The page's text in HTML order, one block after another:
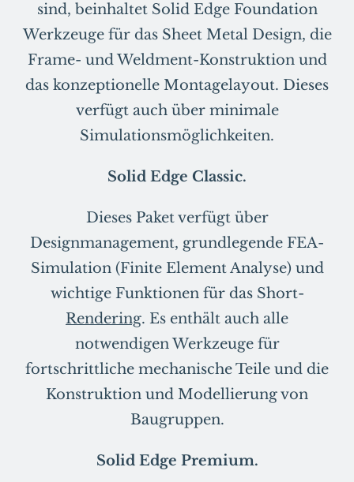
sind, beinhaltet Solid Edge Foundation
Werkzeuge für das Sheet Metal Design, die
Frame- und Weldment-Konstruktion und
das konzeptionelle Montagelayout. Dieses
verfügt auch über minimale
Simulationsmöglichkeiten.
Solid Edge Classic.
Dieses Paket verfügt über
Designmanagement, grundlegende FEA-
Simulation (Finite Element Analyse) und
wichtige Funktionen für das Short-
Rendering. Es enthält auch alle
notwendigen Werkzeuge für
fortschrittliche mechanische Teile und die
Konstruktion und Modellierung von
Baugruppen.
Solid Edge Premium.